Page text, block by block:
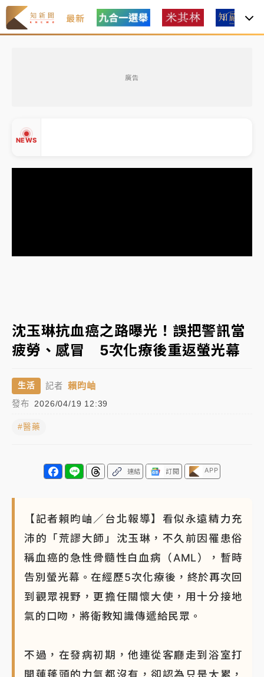
最新
廣告
NEWS
韓股最壞時期已過？大摩估去槓桿完成逾半 波動率降
至2個月低
「白海豚」雨炸新北！通報109件災情 侯友宜揭這類災
至2個月低
「白海豚」雨炸新北！通報109件災情 侯友宜揭這類災
白海豚挾豪雨狂炸新北！時雨量破百毫米 水塔、雨棚
砸落毀車
沈玉琳抗血癌之路曝光！誤把警訊當
疲勞、感冒 5次化療後重返螢光幕
生活 記者 賴昀岫
發布 2026/04/19 12:39
#醫藥
連結 訂閱 APP
【記者賴昀岫／台北報導】看似永遠精力充
沛的「荒謬大師」沈玉琳，不久前因罹患俗
稱血癌的急性骨髓性白血病（AML），暫時
告別螢光幕。在經歷5次化療後，終於再次回
到觀眾視野，更擔任關懷大使，用十分接地
氣的口吻，將衛教知識傳遞給民眾。
不過，在發病初期，他連從客廳走到浴室打
開蓮蓬頭的力氣都沒有，卻認為只是太累，